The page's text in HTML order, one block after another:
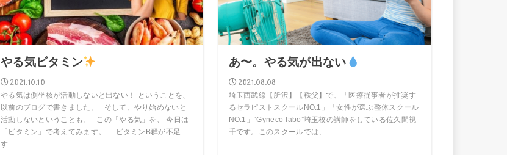
やる気ビタミン
2021.10.10
やる気は側坐核が活動しないと出ない！ ということを、
以前のブログで書きました。 そして、やり始めないと
活動しないということも。 この「やる気」を、 今日は
「ビタミン」で考えてみます。 ビタミンB群が不足
す...
あ〜。やる気が出ない
2021.08.08
埼玉西武線【所沢】【秩父】で、「医療従事者が推奨す
るセラピストスクールNO.1」「女性が選ぶ整体スクール
NO.1」“Gyneco-labo”埼玉校の講師をしている佐久間視
千です。このスクールでは、...